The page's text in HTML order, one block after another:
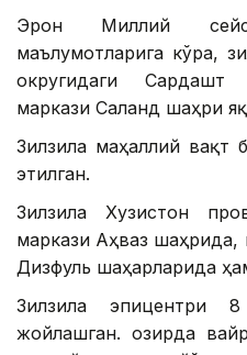
Эрон Миллий
маълумотларига кўра,
округидаги Сардашт
маркази Саланд шаҳри
Зилзила маҳаллий вақт
этилган.
Зилзила Хузистон
маркази Аҳваз
Дизфуль шаҳарларида
Зилзила эпицентри
жойлашган. Ҳозирда